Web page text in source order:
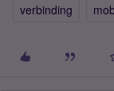
verbinding